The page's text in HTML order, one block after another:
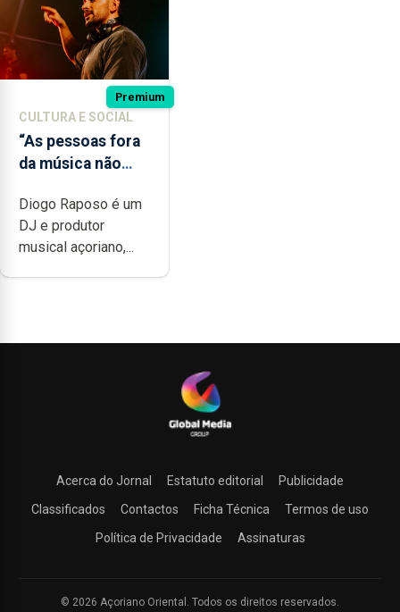
Premium
CULTURA E SOCIAL
“As pessoas fora
da música não
quão difícil é
produzir uma
música”
Diogo Raposo é um
DJ e produtor
musical açoriano,...
Acerca do Jornal Estatuto editorial
Publicidade
Classificados
Contactos Ficha Técnica
Termos de uso
Política de Privacidade
Assinaturas
© 2026 Açoriano Oriental. Todos os direitos reservados.